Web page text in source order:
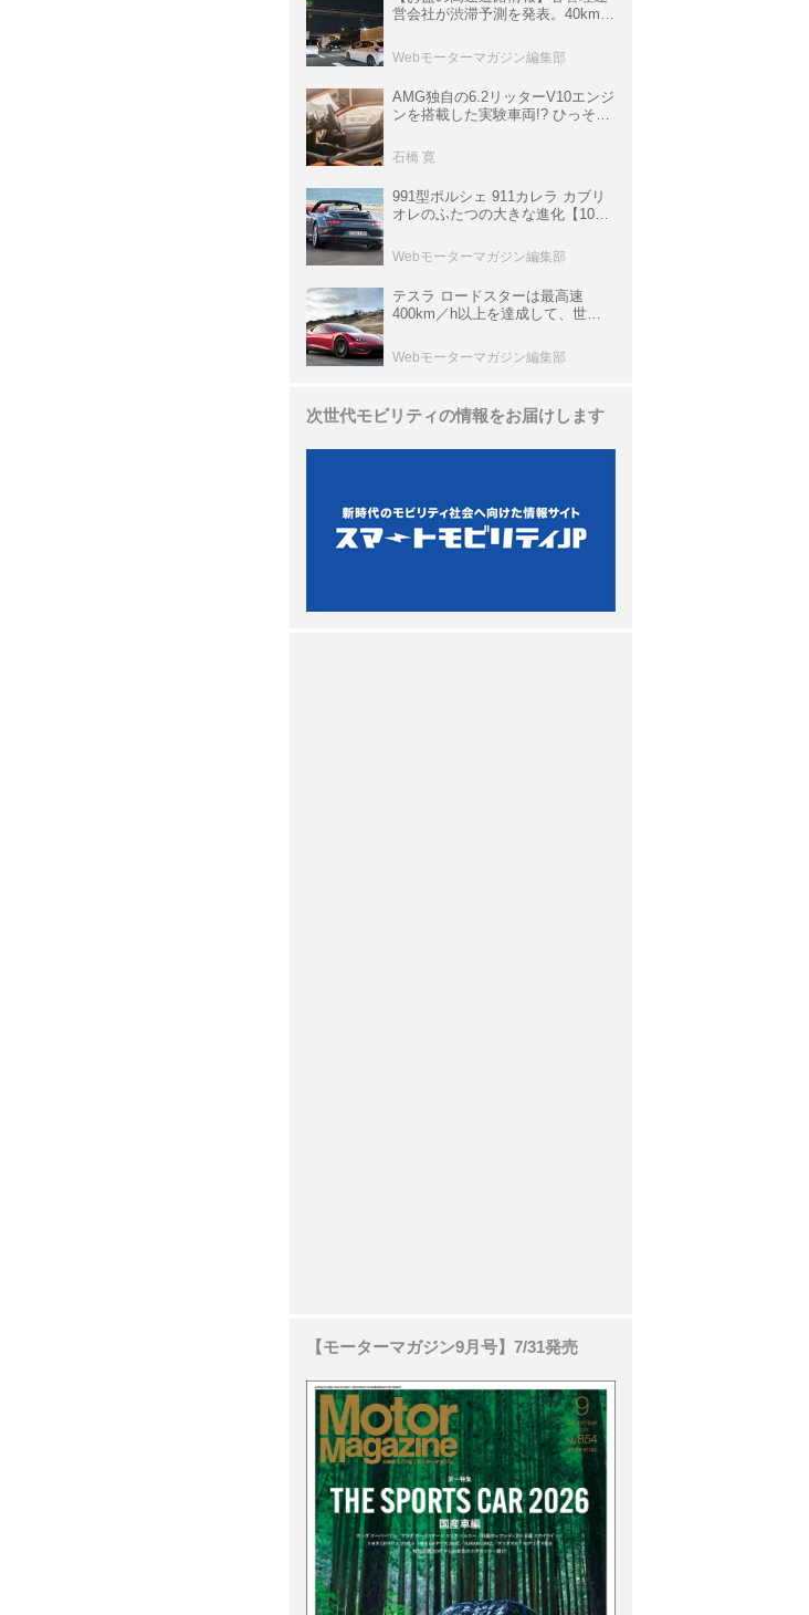
営会社が渋滞予測を発表。40km以
数ある
Webモーターマガジン編集部
AMG独自の6.2リッターV10エンジ
ンを搭載した実験車両!? ひっそり
P900 プロトタイプ」とは
石橋 寛
991型ポルシェ 911カレラ カブリ
オレのふたつの大きな進化【10年
Webモーターマガジン編集部
テスラ ロードスターは最高速
400km／h以上を達成して、世界
ーカークロニクル・完全版／
113】
Webモーターマガジン編集部
次世代モビリティの情報をお届けします
【モーターマガジン9月号】7/31発売